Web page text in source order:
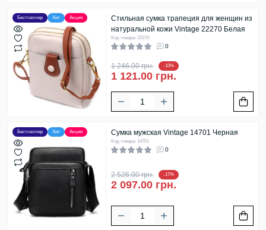
Бестселлер Хит Акция
Стильная сумка трапеция для женщин из
натуральной кожи Vintage 22270 Белая
Код товара: 22270
0
1 246.00 грн. -10%
1 121.00 грн.
Бестселлер Хит Акция Сумка мужская Vintage 14701 Черная
Код товара: 14701
0
2 526.00 грн. -17%
2 097.00 грн.